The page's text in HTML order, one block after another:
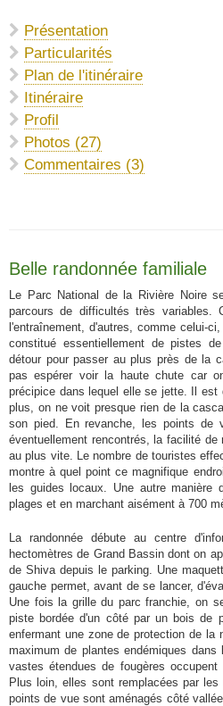
Présentation
Particularités
Plan de l'itinéraire
Itinéraire
Profil
Photos (27)
Commentaires (3)
Belle randonnée familiale
Le Parc National de la Rivière Noire
parcours de difficultés très variables.
l'entraînement, d'autres, comme celui-
constitué essentiellement de pistes
détour pour passer au plus près de la
pas espérer voir la haute chute car
précipice dans lequel elle se jette. Il est
plus, on ne voit presque rien de la
son pied. En revanche, les points de
éventuellement rencontrés, la facilité
au plus vite. Le nombre de touristes
montre à quel point ce magnifique
les guides locaux. Une autre manière
plages et en marchant aisément à 700
La randonnée débute au centre
hectomètres de Grand Bassin dont on
de Shiva depuis le parking. Une
gauche permet, avant de se lancer,
Une fois la grille du parc franchie, on
piste bordée d'un côté par un bois de
enfermant une zone de protection de la
maximum de plantes endémiques dans
vastes étendues de fougères
Plus loin, elles sont remplacées par
points de vue sont aménagés côté